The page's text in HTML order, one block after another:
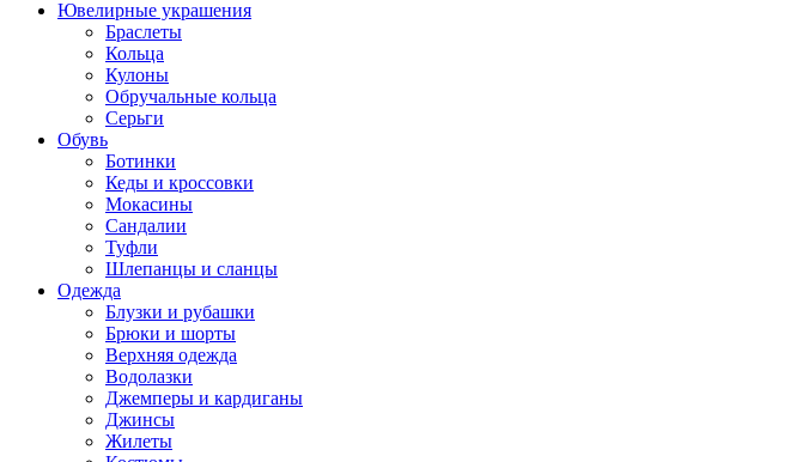
Ювелирные украшения
Браслеты
Кольца
Кулоны
Обручальные кольца
Серьги
Обувь
Ботинки
Кеды и кроссовки
Мокасины
Сандалии
Туфли
Шлепанцы и сланцы
Одежда
Блузки и рубашки
Брюки и шорты
Верхняя одежда
Водолазки
Джемперы и кардиганы
Джинсы
Жилеты